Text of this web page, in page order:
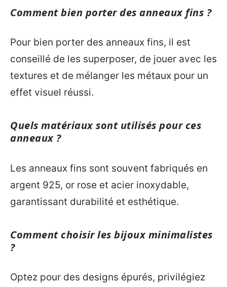
Comment bien porter des anneaux fins ?
Pour bien porter des anneaux fins, il est
conseillé de les superposer, de jouer avec les
textures et de mélanger les métaux pour un
effet visuel réussi.
Quels matériaux sont utilisés pour ces
anneaux ?
Les anneaux fins sont souvent fabriqués en
argent 925, or rose et acier inoxydable,
garantissant durabilité et esthétique.
Comment choisir les bijoux minimalistes
?
Optez pour des designs épurés, privilégiez